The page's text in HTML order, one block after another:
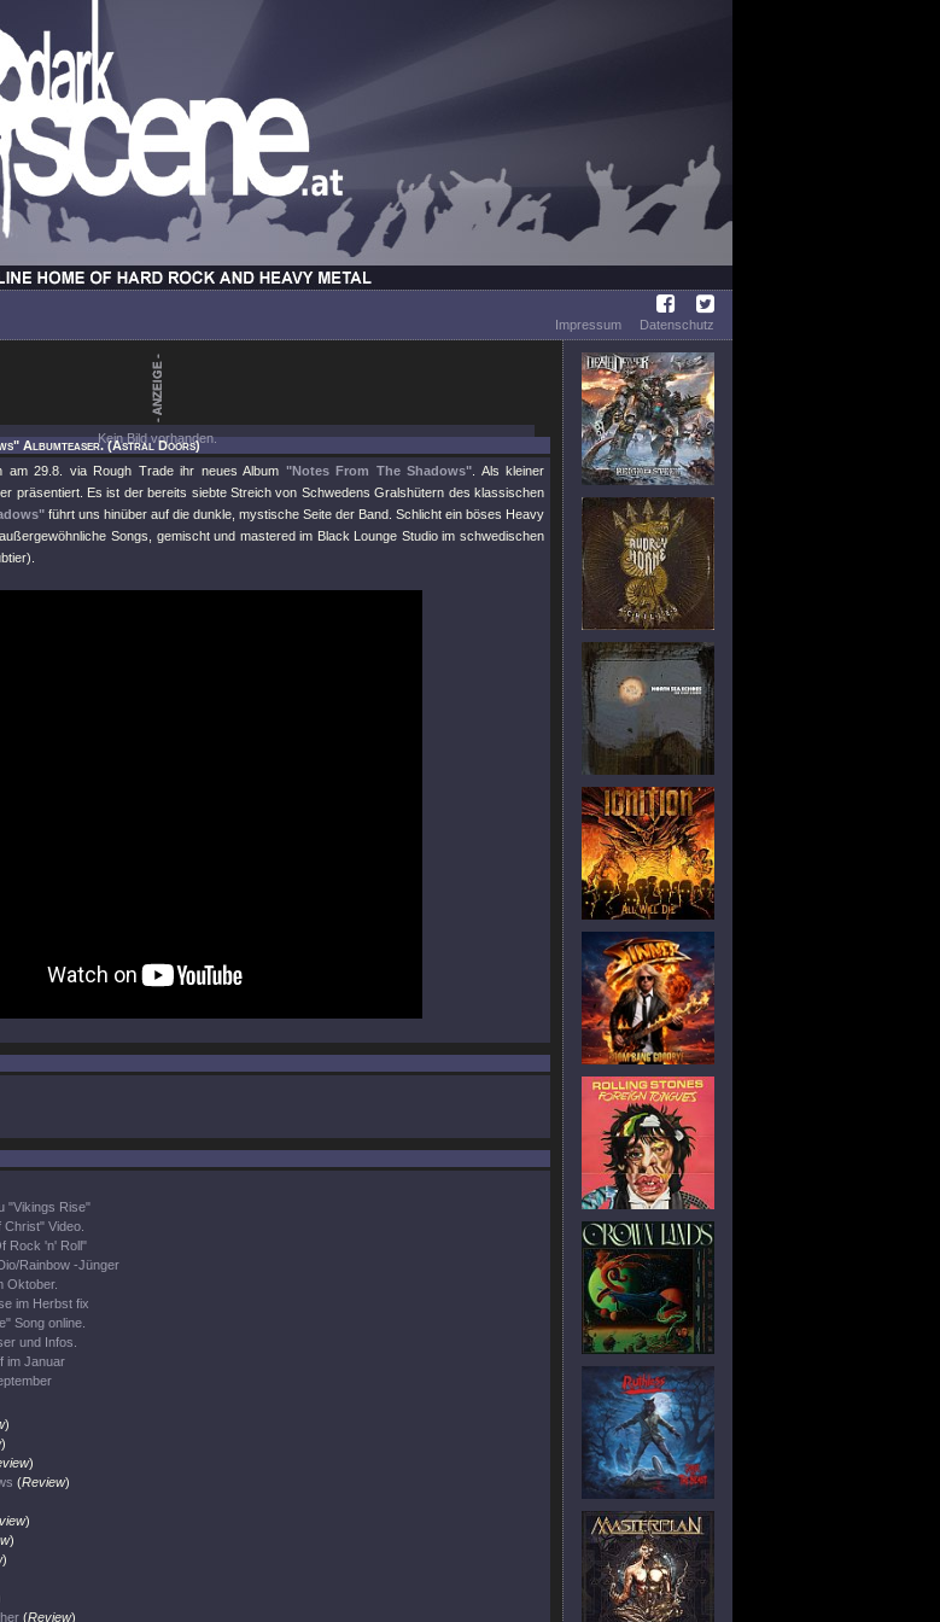
Impressum
Datenschutz
Kein Bild vorhanden.
Albumteaser. (Astral Doors)
am 29.8. via Rough Trade ihr neues Album "Notes From The Shadows" . Als kleiner
präsentiert. Es ist der bereits siebte Streich von Schwedens Gralshütern des klassischen
führt uns hinüber auf die dunkle, mystische Seite der Band. Schlicht ein böses Heavy
Songs, gemischt und mastered im Black Lounge Studio im schwedischen
"Vikings Rise"
Video.
Rock 'n' Roll"
Rainbow -Jünger
Oktober.
im Herbst fix
Song online.
und Infos.
im Januar
)
)
)
(Review)
)
)
)
(Review)